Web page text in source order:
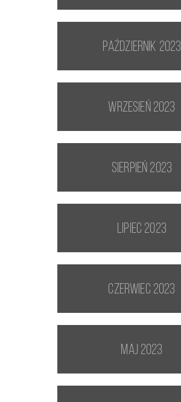
październik 2023
wrzesień 2023
sierpień 2023
lipiec 2023
czerwiec 2023
maj 2023